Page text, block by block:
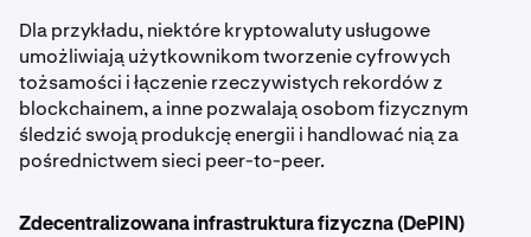
Dla przykładu, niektóre kryptowaluty usługowe
umożliwiają użytkownikom tworzenie cyfrowych
tożsamości i łączenie rzeczywistych rekordów z
blockchainem, a inne pozwalają osobom fizycznym
śledzić swoją produkcję energii i handlować nią za
pośrednictwem sieci peer-to-peer.
Zdecentralizowana infrastruktura fizyczna (DePIN)